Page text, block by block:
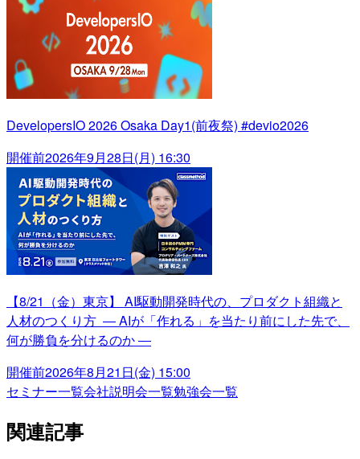
DevelopersIO 2026 Osaka Day1(前夜祭) #devio2026
開催前2026年9月28日(月) 16:30
【8/21（金）東京】 AI駆動開発時代の、プロダクト組織と
人材のつくり方 ― AIが「作れる」を当たり前にした先で、
何が勝負を分けるのか ―
開催前2026年8月21日(金) 15:00
セミナー一覧会社説明会一覧勉強会一覧
関連記事